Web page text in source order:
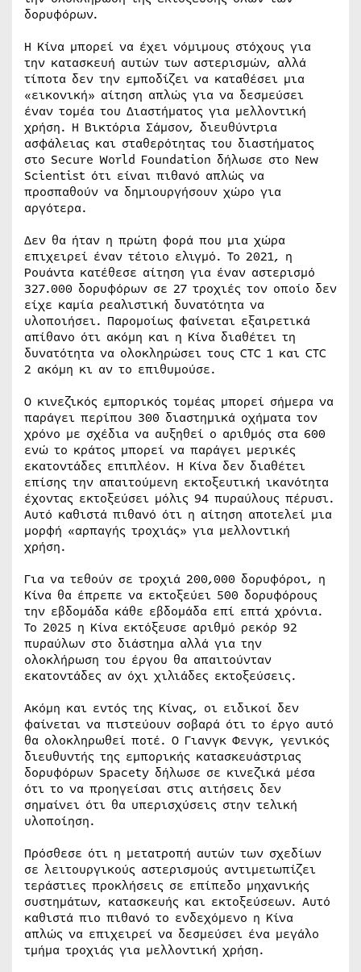
δορυφόρων.
Η Κίνα μπορεί να έχει νόμιμους στόχους για
την κατασκευή αυτών των αστερισμών, αλλά
τίποτα δεν την εμποδίζει να καταθέσει μια
«εικονική» αίτηση απλώς για να δεσμεύσει
έναν τομέα του Διαστήματος για μελλοντική
χρήση. Η Βικτόρια Σάμσον, διευθύντρια
ασφάλειας και σταθερότητας του διαστήματος
στο Secure World Foundation δήλωσε στο New
Scientist ότι είναι πιθανό απλώς να
προσπαθούν να δημιουργήσουν χώρο για
αργότερα.
Δεν θα ήταν η πρώτη φορά που μια χώρα
επιχειρεί έναν τέτοιο ελιγμό. Το 2021, η
Ρουάντα κατέθεσε αίτηση για έναν αστερισμό
327.000 δορυφόρων σε 27 τροχιές τον οποίο δεν
είχε καμία ρεαλιστική δυνατότητα να
υλοποιήσει. Παρομοίως φαίνεται εξαιρετικά
απίθανο ότι ακόμη και η Κίνα διαθέτει τη
δυνατότητα να ολοκληρώσει τους CTC 1 και CTC
2 ακόμη κι αν το επιθυμούσε.
Ο κινεζικός εμπορικός τομέας μπορεί σήμερα να
παράγει περίπου 300 διαστημικά οχήματα τον
χρόνο με σχέδια να αυξηθεί ο αριθμός στα 600
ενώ το κράτος μπορεί να παράγει μερικές
εκατοντάδες επιπλέον. Η Κίνα δεν διαθέτει
επίσης την απαιτούμενη εκτοξευτική ικανότητα
έχοντας εκτοξεύσει μόλις 94 πυραύλους πέρυσι.
Αυτό καθιστά πιθανό ότι η αίτηση αποτελεί μια
μορφή «αρπαγής τροχιάς» για μελλοντική
χρήση.
Για να τεθούν σε τροχιά 200,000 δορυφόροι, η
Κίνα θα έπρεπε να εκτοξεύει 500 δορυφόρους
την εβδομάδα κάθε εβδομάδα επί επτά χρόνια.
Το 2025 η Κίνα εκτόξευσε αριθμό ρεκόρ 92
πυραύλων στο διάστημα αλλά για την
ολοκλήρωση του έργου θα απαιτούνταν
εκατοντάδες αν όχι χιλιάδες εκτοξεύσεις.
Ακόμη και εντός της Κίνας, οι ειδικοί δεν
φαίνεται να πιστεύουν σοβαρά ότι το έργο αυτό
θα ολοκληρωθεί ποτέ. Ο Γιανγκ Φενγκ, γενικός
διευθυντής της εμπορικής κατασκευάστριας
δορυφόρων Spacety δήλωσε σε κινεζικά μέσα
ότι το να προηγείσαι στις αιτήσεις δεν
σημαίνει ότι θα υπερισχύσεις στην τελική
υλοποίηση.
Πρόσθεσε ότι η μετατροπή αυτών των σχεδίων
σε λειτουργικούς αστερισμούς αντιμετωπίζει
τεράστιες προκλήσεις σε επίπεδο μηχανικής
συστημάτων, κατασκευής και εκτοξεύσεων. Αυτό
καθιστά πιο πιθανό το ενδεχόμενο η Κίνα
απλώς να επιχειρεί να δεσμεύσει ένα μεγάλο
τμήμα τροχιάς για μελλοντική χρήση.